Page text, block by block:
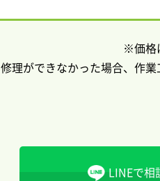
価格
修理ができなかった場合、作業
LINEで相